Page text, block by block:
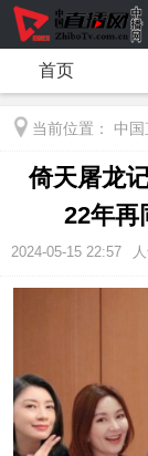
首页
当前位置： 中国
倚天屠龙
22年再
2024-05-15 22:57